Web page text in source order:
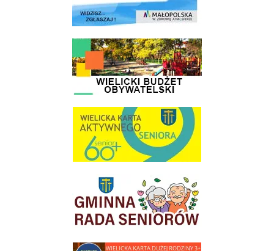
link do strony - Wielicki Budżet Obywatelski
link do strony Wielicka Karta Aktywnego Seniora
link do strony Gminnej Rady Seniorow - Wieliczka
link do strony - Wielicka Karta Dużej Rodziny